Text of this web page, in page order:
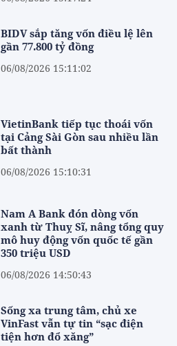
BIDV sắp tăng vốn điều lệ lên
gần 77.800 tỷ đồng
06/08/2026 15:11:02
VietinBank tiếp tục thoái vốn
tại Cảng Sài Gòn sau nhiều lần
bất thành
06/08/2026 15:10:31
Nam A Bank đón dòng vốn
xanh từ Thuỵ Sĩ, nâng tổng quy
mô huy động vốn quốc tế gần
350 triệu USD
06/08/2026 14:50:43
Sống xa trung tâm, chủ xe
VinFast vẫn tự tin “sạc điện
tiện hơn đổ xăng”